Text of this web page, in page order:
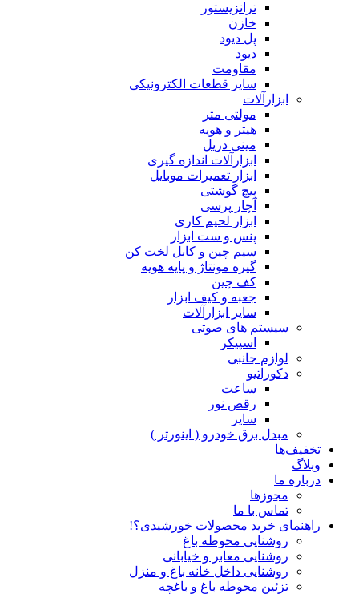
ترانزیستور
خازن
پل دیود
دیود
مقاومت
سایر قطعات الکترونیکی
ابزارآلات
مولتی متر
هیتر و هویه
مینی دریل
ابزارآلات اندازه گیری
ابزار تعمیرات موبایل
پیچ گوشتی
آچار پرسی
ابزار لحیم کاری
پنس و ست ابزار
سیم چین و کابل لخت کن
گیره مونتاژ و پایه هویه
کف چین
جعبه و کیف ابزار
سایر ابزارآلات
سیستم های صوتی
اسپیکر
لوازم جانبی
دکوراتیو
ساعت
رقص نور
سایر
مبدل برق خودرو ( اینورتر )
تخفیف‌ها
وبلاگ
درباره ما
مجوزها
تماس با ما
راهنمای خرید محصولات خورشیدی؟!
روشنایی محوطه باغ
روشنایی معابر و خیابانی
روشنایی داخل خانه باغ و منزل
تزئین محوطه باغ و باغچه